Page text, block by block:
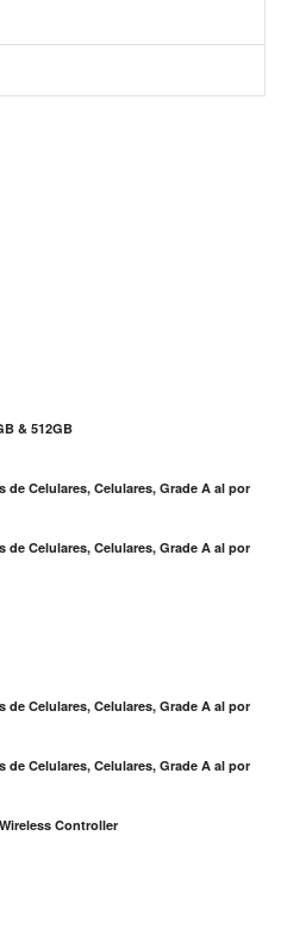
& 512GB
de Celulares, Celulares, Grade A al por
de Celulares, Celulares, Grade A al por
de Celulares, Celulares, Grade A al por
de Celulares, Celulares, Grade A al por
Controller